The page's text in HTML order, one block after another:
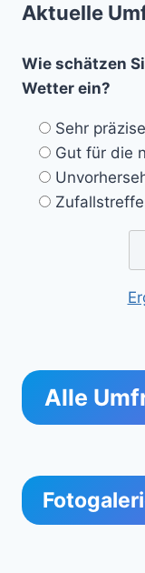
Aktuelle
Wie schätzen
Wetter ein?
Sehr
Gut für die
Alle